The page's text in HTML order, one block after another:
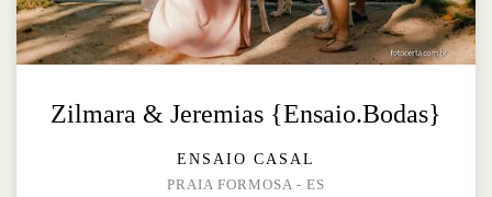
Zilmara & Jeremias {Ensaio.Bodas}
ENSAIO CASAL
PRAIA FORMOSA - ES